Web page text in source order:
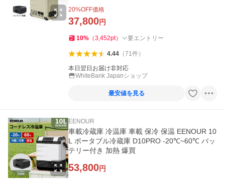
20%OFF価格
37,800円
10% （3,452pt） 要エントリー
4.44（71件）
本日翌日お届け非対応
WhiteBank Japanショップ
最安値を見る
EENOUR
車載冷蔵庫 冷温庫 車載 保冷 保温 EENOUR 10
L ポータブル冷蔵庫 D10PRO -20℃~60℃ バッ
テリー付き 加熱 爆買
53,800円